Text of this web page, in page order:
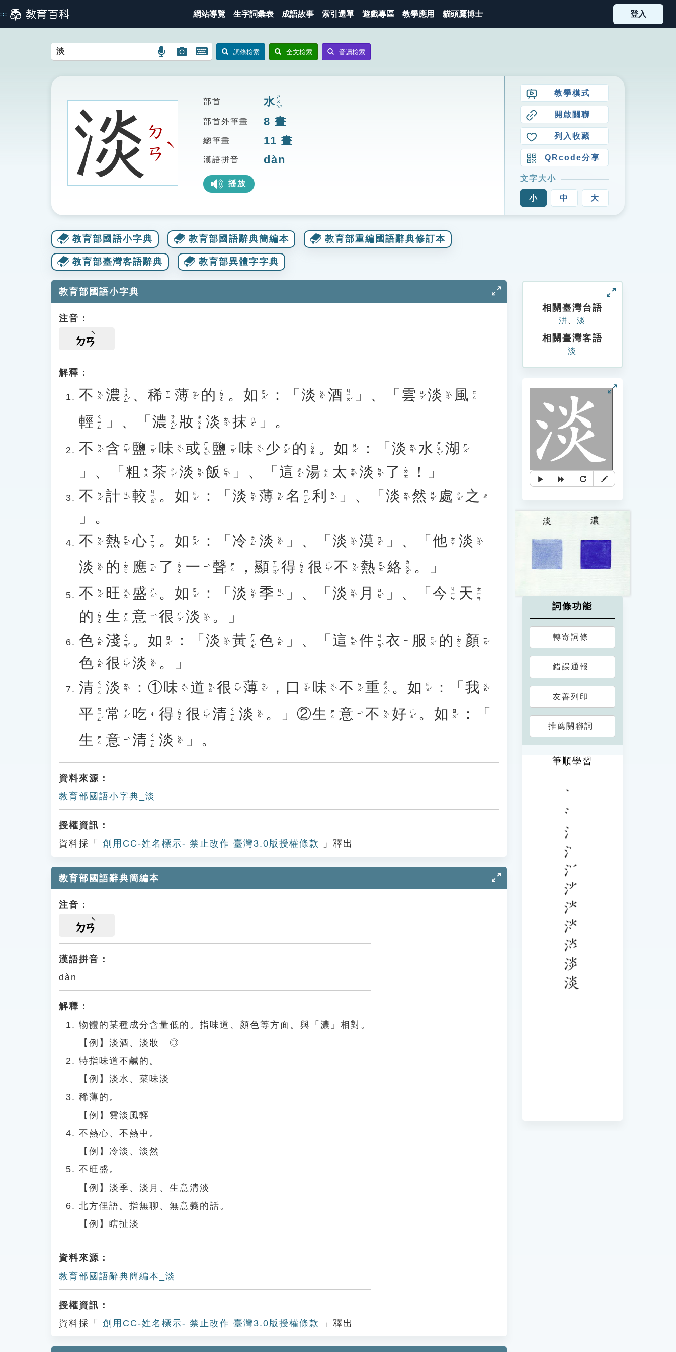
到
主
::: 網站導覽 生字詞彙表 成語故事 索引選單 遊戲專區 教學應用 貓頭鷹博士 登入
:::
語
搜
圖
圖
搜
開
鍵
圖
詞條檢索 全文檢索 音讀檢索
淡ㄉ
ㄢ
ˋ
部首 水ㄕㄨㄟˇ
部首外筆畫 8 畫
總筆畫 11 畫
漢語拼音 dàn
播放
教學模式
開啟關聯
列入收藏
QRcode分享
文字大小
小 中 大
教育部國語小字典 教育部國語辭典簡編本 教育部重編國語辭典修訂本
教育部臺灣客語辭典 教育部異體字字典
教育部國語小字典
注音：
ㄉㄢ
解釋：
不 ㄅㄨˋ 濃 ㄋㄨㄥˊ 、 稀 ㄒㄧ 薄 ㄅㄛˊ 的 ˙ㄉㄜ 。 如 ㄖㄨˊ ：「 淡 ㄉㄢˋ 酒 ㄐㄧㄡˇ 」、「 雲 ㄩㄣˊ 淡 ㄉㄢˋ 風 ㄈㄥ
輕 ㄑㄧㄥ 」、「 濃 ㄋㄨㄥˊ 妝 ㄓㄨㄤ 淡 ㄉㄢˋ 抹 ㄇㄛˇ
」。
不 ㄅㄨˋ 含 ㄏㄢˊ 鹽 ㄧㄢˊ 味 ㄨㄟˋ 或 ㄏㄨㄛˋ 鹽 ㄧㄢˊ 味 ㄨㄟˋ 少 ㄕㄠˇ 的 ˙ㄉㄜ 。如 ㄖㄨˊ ：「淡 ㄉㄢˋ 水 ㄕㄨㄟˇ 湖 ㄏㄨˊ
」、「 粗 ㄘㄨ 茶 ㄔㄚˊ 淡 ㄉㄢˋ 飯 ㄈㄢˋ 」、「 這 ㄓㄜˋ 湯 ㄊㄤ 太 ㄊㄞˋ 淡 ㄉㄢˋ 了 ˙ㄌㄜ
！」
不 ㄅㄨˊ 計 ㄐㄧˋ 較 ㄐㄧㄠˋ 。 如 ㄖㄨˊ ：「 淡 ㄉㄢˋ 薄 ㄅㄛˊ 名 ㄇㄧㄥˊ 利 ㄌㄧˋ 」、「 淡 ㄉㄢˋ 然 ㄖㄢˊ 處 ㄔㄨˇ 之 ㄓ
」。
不 ㄅㄨˊ 熱 ㄖㄜˋ 心 ㄒㄧㄣ 。 如 ㄖㄨˊ ：「 冷 ㄌㄥˇ 淡 ㄉㄢˋ 」、「 淡 ㄉㄢˋ 漠 ㄇㄛˋ 」、「 他 ㄊㄚ 淡 ㄉㄢˋ
淡 ㄉㄢˋ 的 ˙ㄉㄜ 應 ㄧㄥˋ 了 ˙ㄌㄜ 一 ㄧˋ 聲 ㄕㄥ ， 顯 ㄒㄧㄢˇ 得 ˙ㄉㄜ 很 ㄏㄣˇ 不 ㄅㄨˊ 熱 ㄖㄜˋ 絡 ㄌㄨㄛˋ 。」
不 ㄅㄨˊ 旺 ㄨㄤˋ 盛 ㄕㄥˋ 。 如 ㄖㄨˊ ：「 淡 ㄉㄢˋ 季 ㄐㄧˋ 」、「 淡 ㄉㄢˋ 月 ㄩㄝˋ 」、「 今 ㄐㄧㄣ 天 ㄊㄧㄢ
的 ˙ㄉㄜ 生 ㄕㄥ 意 ㄧˋ 很 ㄏㄣˇ 淡 ㄉㄢˋ 。」
色 ㄙㄜˋ 淺 ㄑㄧㄢˇ 。 如 ㄖㄨˊ ：「 淡 ㄉㄢˋ 黃 ㄏㄨㄤˊ 色 ㄙㄜˋ 」、「 這 ㄓㄜˋ 件 ㄐㄧㄢˋ 衣 ㄧ 服 ㄈㄨˊ 的 ˙ㄉㄜ 顏 ㄧㄢˊ
色 ㄙㄜˋ 很 ㄏㄣˇ 淡 ㄉㄢˋ 。」
清 ㄑㄧㄥ 淡 ㄉㄢˋ ：①味 ㄨㄟˋ 道 ㄉㄠˋ 很 ㄏㄣˇ 薄 ㄅㄛˊ ， 口 ㄎㄡˇ 味 ㄨㄟˋ 不 ㄅㄨˊ 重 ㄓㄨㄥˋ 。如 ㄖㄨˊ ：「我 ㄨㄛˇ
平 ㄆㄧㄥˊ 常 ㄔㄤˊ 吃 ㄔ 得 ˙ㄉㄜ 很 ㄏㄣˇ 清 ㄑㄧㄥ 淡 ㄉㄢˋ 。」②生 ㄕㄥ 意 ㄧˋ 不 ㄅㄨˋ 好 ㄏㄠˇ 。如 ㄖㄨˊ
：「
生 ㄕㄥ 意 ㄧˋ 清 ㄑㄧㄥ 淡 ㄉㄢˋ 」。
資料來源：
教育部國語小字典_淡
授權資訊：
資料採「
創用CC-姓名標示- 禁止改作 臺灣3.0版授權條款 」釋出
教育部國語辭典簡編本
注音：
ㄉㄢ
漢語拼音：
dàn
解釋：
物體的某種成分含量低的。指味道、顏色等方面。與「濃」相對。
【例】淡酒、淡妝 ◎
特指味道不鹹的。
【例】淡水、菜味淡
稀薄的。
【例】雲淡風輕
不熱心、不熱中。
【例】冷淡、淡然
不旺盛。
【例】淡季、淡月、生意清淡
北方俚語。指無聊、無意義的話。
【例】瞎扯淡
資料來源：
教育部國語辭典簡編本_淡
授權資訊：
資料採「
創用CC-姓名標示- 禁止改作 臺灣3.0版授權條款 」釋出
相關臺灣台語
汫 淡
相關臺灣客語
淡
詞條功能
轉寄詞條
錯誤通報
友善列印
推薦關聯詞
筆順學習